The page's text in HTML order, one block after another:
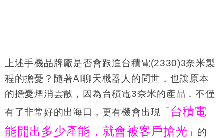
上述手機品牌廠是否會跟進台積電(2330)3奈米製
程的擔憂？隨著AI聊天機器人的問世，也讓原本
的擔憂煙消雲散，因為台積電3奈米的產品，不僅
有了非常好的出海口，更有機會出現「 台積電
能開出多少產能，就會被客戶搶光 」的